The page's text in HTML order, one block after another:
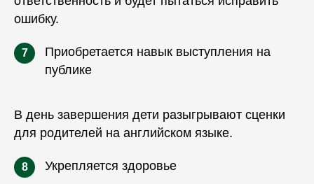
ошибку.
7
Приобретается навык выступления на
публике
В день завершения дети разыгрывают сценки
для родителей на английском языке.
8 Укрепляется здоровье